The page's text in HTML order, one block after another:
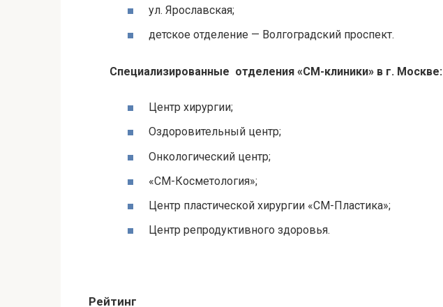
ул. Ярославская;
детское отделение — Волгоградский проспект.
Специализированные отделения «СМ-клиники» в г. Москве:
Центр хирургии;
Оздоровительный центр;
Онкологический центр;
«СМ-Косметология»;
Центр пластической хирургии «СМ-Пластика»;
Центр репродуктивного здоровья.
Рейтинг